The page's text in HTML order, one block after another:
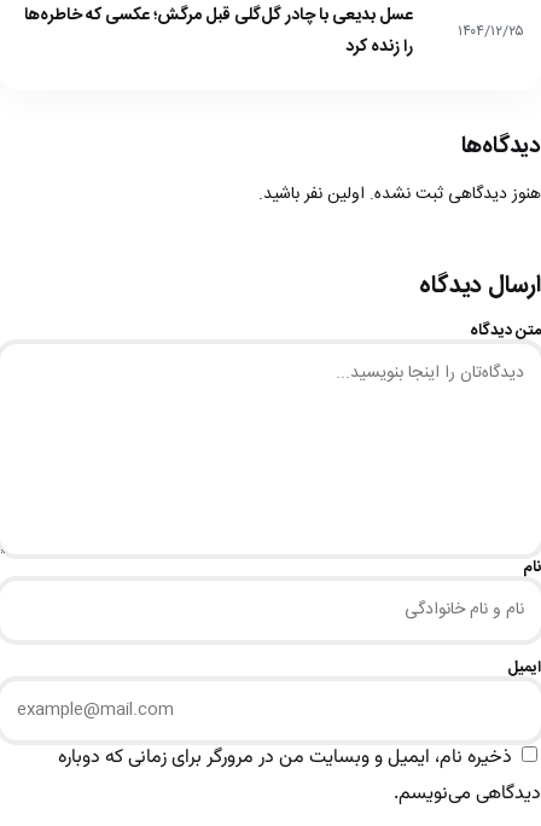
۱۴۰۴/۱۲/۲۵
عسل بدیعی با چادر گل‌گلی قبل مرگش؛ عکسی که خاطره‌ها
را زنده کرد
دیدگاه‌ها
هنوز دیدگاهی ثبت نشده. اولین نفر باشید.
ارسال دیدگاه
متن دیدگاه
نام
ایمیل
ذخیره نام، ایمیل و وبسایت من در مرورگر برای زمانی که دوباره
دیدگاهی می‌نویسم.